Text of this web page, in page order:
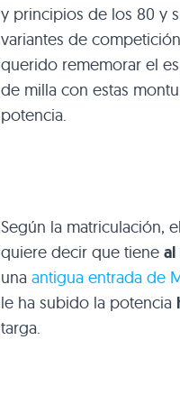
y principios de los 80 y
variantes de
querido rememorar el
de milla con estas
potencia.
Según la matriculación,
quiere decir que tiene al
una antigua entrada de
le ha subido la potencia
targa.